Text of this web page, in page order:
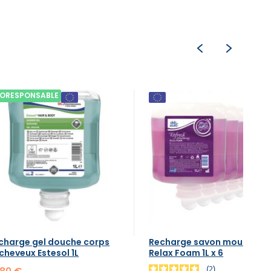
gel douche corps
Estesol 1L
Recharge savon mousse
Relax Foam 1L x 6